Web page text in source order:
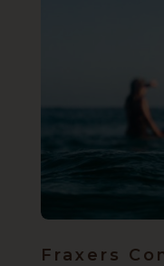
Fraxers